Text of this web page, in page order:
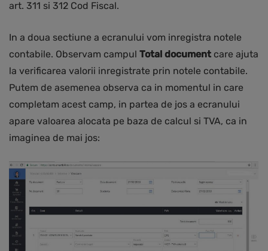
art. 311 si 312 Cod Fiscal.
In a doua sectiune a ecranului vom inregistra notele
contabile. Observam campul Total document care ajuta
la verificarea valorii inregistrate prin notele contabile.
Putem de asemenea observa ca in momentul in care
completam acest camp, in partea de jos a ecranului
apare valoarea alocata pe baza de calcul si TVA, ca in
imaginea de mai jos: